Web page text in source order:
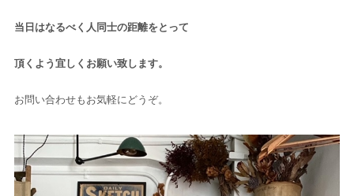
当日はなるべく人同士の距離をとって
頂くよう宜しくお願い致します。
お問い合わせもお気軽にどうぞ。